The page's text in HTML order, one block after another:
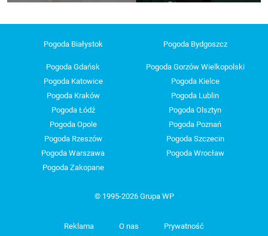
Pogoda Białystok Pogoda Bydgoszcz
Pogoda Gdańsk
Pogoda Gorzów Wielkopolski
Pogoda Katowice
Pogoda Kielce
Pogoda Kraków
Pogoda Lublin
Pogoda Łódź
Pogoda Olsztyn
Pogoda Opole
Pogoda Poznań
Pogoda Rzeszów
Pogoda Szczecin
Pogoda Warszawa
Pogoda Wrocław
Pogoda Zakopane
© 1995-2026 Grupa WP
Reklama O nas Prywatność